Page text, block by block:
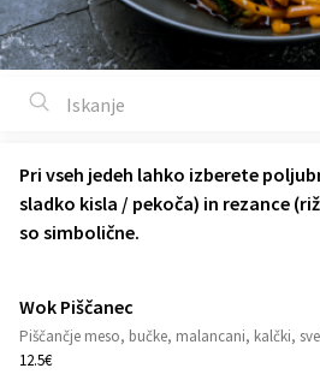
Pri vseh jedeh lahko izberete
sladko kisla / pekoča) in rezance (riževi /
so simbolične.
Wok Piščanec
Piščančje meso, bučke, malancani, kalčki,
12.5€